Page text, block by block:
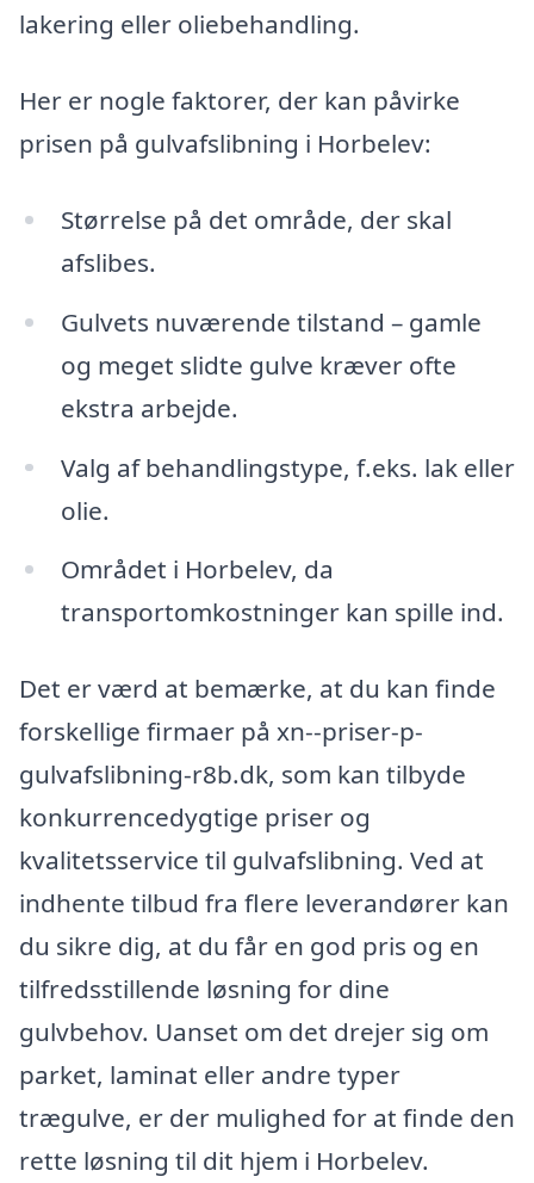
lakering eller oliebehandling.
Her er nogle faktorer, der kan påvirke
prisen på gulvafslibning i Horbelev:
Størrelse på det område, der skal
afslibes.
Gulvets nuværende tilstand – gamle
og meget slidte gulve kræver ofte
ekstra arbejde.
Valg af behandlingstype, f.eks. lak eller
olie.
Området i Horbelev, da
transportomkostninger kan spille ind.
Det er værd at bemærke, at du kan finde
forskellige firmaer på xn--priser-p-
gulvafslibning-r8b.dk, som kan tilbyde
konkurrencedygtige priser og
kvalitetsservice til gulvafslibning. Ved at
indhente tilbud fra flere leverandører kan
du sikre dig, at du får en god pris og en
tilfredsstillende løsning for dine
gulvbehov. Uanset om det drejer sig om
parket, laminat eller andre typer
trægulve, er der mulighed for at finde den
rette løsning til dit hjem i Horbelev.